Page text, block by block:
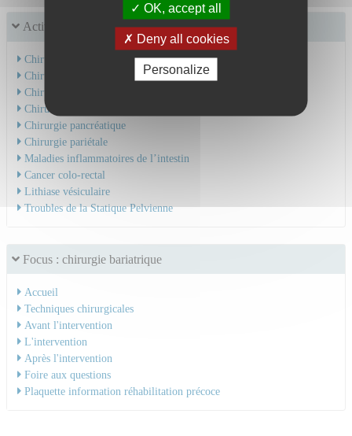
Activités chirurgicales
Chirurgie diverticulaire
Chirurgie hépatobiliaire
Chirurgie de l'estomac
Chirurgie de l'oesophage
Chirurgie pancréatique
Chirurgie pariétale
Maladies inflammatoires de l’intestin
Cancer colo-rectal
Lithiase vésiculaire
Troubles de la Statique Pelvienne
Focus : chirurgie bariatrique
Accueil
Techniques chirurgicales
Avant l'intervention
L'intervention
Après l'intervention
Foire aux questions
Plaquette information réhabilitation précoce
OK, accept all
Deny all cookies
Personalize